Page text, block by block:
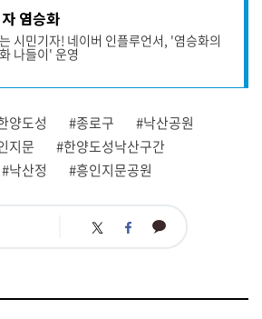
염승화
시민기자! 네이버 인플루언서, '염승화의
나들이' 운영
양도성 #종로구
#낙산공원
지문
#한양도성낙산구간
#낙산정 #흥인지문공원
트 페 카